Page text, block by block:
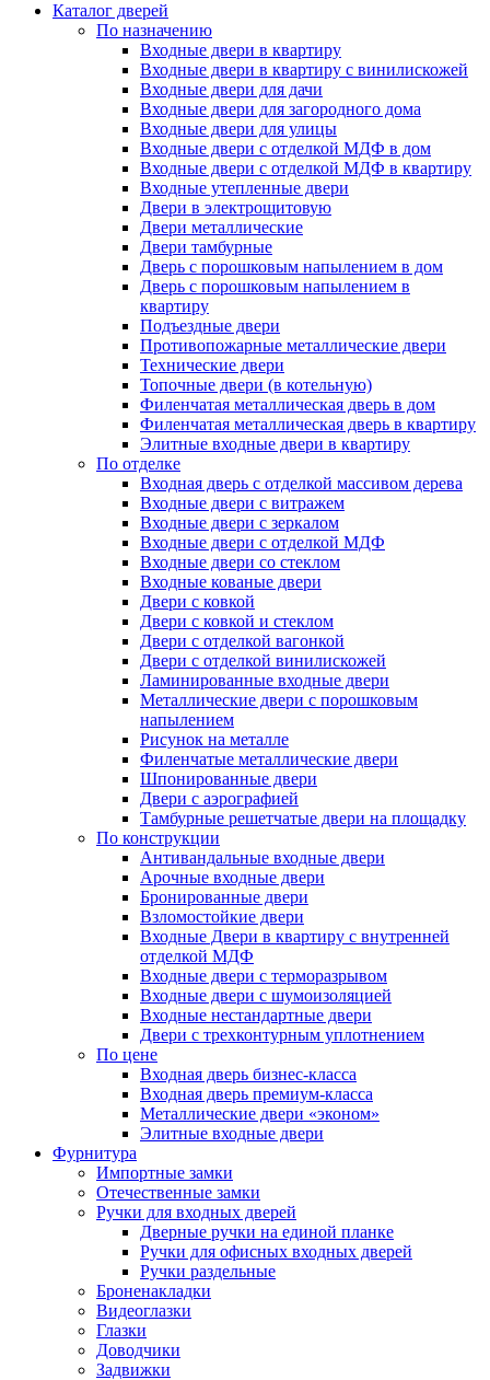
Каталог дверей
По назначению
Входные двери в квартиру
Входные двери в квартиру с винилискожей
Входные двери для дачи
Входные двери для загородного дома
Входные двери для улицы
Входные двери с отделкой МДФ в дом
Входные двери с отделкой МДФ в квартиру
Входные утепленные двери
Двери в электрощитовую
Двери металлические
Двери тамбурные
Дверь с порошковым напылением в дом
Дверь с порошковым напылением в
квартиру
Подъездные двери
Противопожарные металлические двери
Технические двери
Топочные двери (в котельную)
Филенчатая металлическая дверь в дом
Филенчатая металлическая дверь в квартиру
Элитные входные двери в квартиру
По отделке
Входная дверь с отделкой массивом дерева
Входные двери с витражем
Входные двери с зеркалом
Входные двери с отделкой МДФ
Входные двери со стеклом
Входные кованые двери
Двери с ковкой
Двери с ковкой и стеклом
Двери с отделкой вагонкой
Двери с отделкой винилискожей
Ламинированные входные двери
Металлические двери с порошковым
напылением
Рисунок на металле
Филенчатые металлические двери
Шпонированные двери
Двери с аэрографией
Тамбурные решетчатые двери на площадку
По конструкции
Антивандальные входные двери
Арочные входные двери
Бронированные двери
Взломостойкие двери
Входные Двери в квартиру с внутренней
отделкой МДФ
Входные двери с терморазрывом
Входные двери с шумоизоляцией
Входные нестандартные двери
Двери с трехконтурным уплотнением
По цене
Входная дверь бизнес-класса
Входная дверь премиум-класса
Металлические двери «эконом»
Элитные входные двери
Фурнитура
Импортные замки
Отечественные замки
Ручки для входных дверей
Дверные ручки на единой планке
Ручки для офисных входных дверей
Ручки раздельные
Броненакладки
Видеоглазки
Глазки
Доводчики
Задвижки